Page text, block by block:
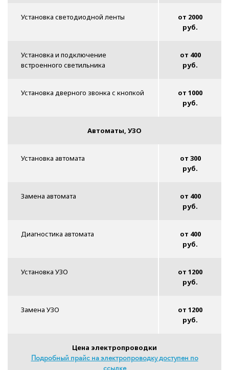
Установка светодиодной ленты
от 2000
руб.
Установка и подключение
встроенного светильника
от 400
руб.
Установка дверного звонка с кнопкой
от 1000
руб.
Автоматы, УЗО
Установка автомата
от 300
руб.
Замена автомата
от 400
руб.
Диагностика автомата
от 400
руб.
Установка УЗО
от 1200
руб.
Замена УЗО
от 1200
руб.
Цена электропроводки
Подробный прайс на электропроводку доступен по
ссылке